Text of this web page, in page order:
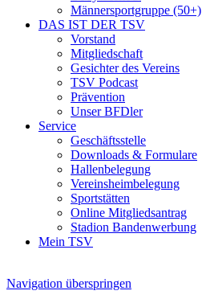
Männersportgruppe (50+)
DAS IST DER TSV
Vorstand
Mitgliedschaft
Gesichter des Vereins
TSV Podcast
Prävention
Unser BFDler
Service
Geschäftsstelle
Downloads & Formulare
Hallenbelegung
Vereinsheimbelegung
Sportstätten
Online Mitgliedsantrag
Stadion Bandenwerbung
Mein TSV
Navigation überspringen